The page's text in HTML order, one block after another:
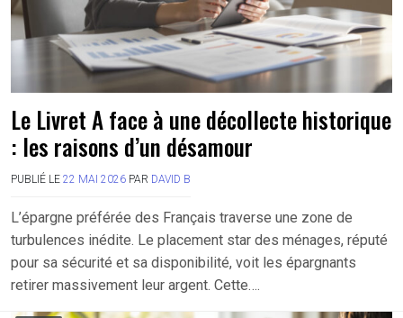
Le Livret A face à une décollecte historique
: les raisons d’un désamour
PUBLIÉ LE 22 MAI 2026 PAR DAVID B
L’épargne préférée des Français traverse une zone de
turbulences inédite. Le placement star des ménages, réputé
pour sa sécurité et sa disponibilité, voit les épargnants
retirer massivement leur argent. Cette….